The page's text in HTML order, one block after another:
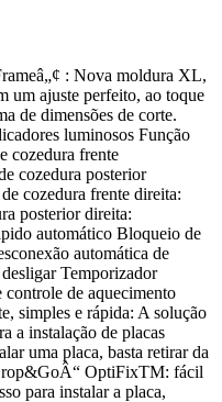
: Nova moldura XL,
um ajuste perfeito, ao toque
de dimensões de corte.
luminosos Função
cozedura frente
cozedura posterior
cozedura frente direita:
posterior direita:
automático Bloqueio de
automática de
Temporizador
de aquecimento
simples e rápida: A solução
a instalação de placas
uma placa, basta retirar da
OptiFixTM: fácil
para instalar a placa,